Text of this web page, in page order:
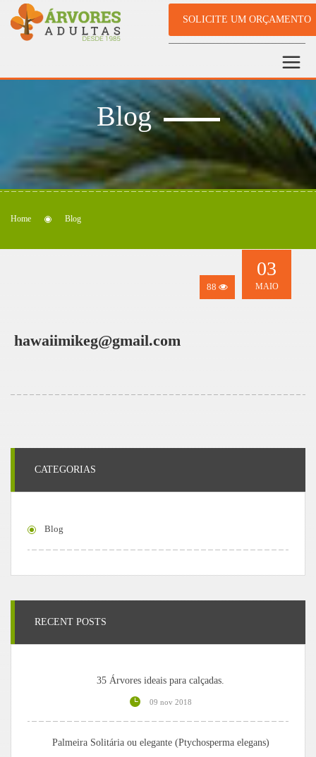
SOLICITE UM ORÇAMENTO
Blog
Home Blog
88
03
MAIO
hawaiimikeg@gmail.com
CATEGORIAS
Blog
RECENT POSTS
35 Árvores ideais para calçadas.
09 nov 2018
Palmeira Solitária ou elegante (Ptychosperma elegans)